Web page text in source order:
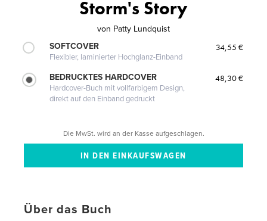
Storm's Story
von Patty Lundquist
SOFTCOVER
Flexibler, laminierter Hochglanz-Einband
34,55 €
BEDRUCKTES HARDCOVER
Hardcover-Buch mit vollfarbigem Design,
direkt auf den Einband gedruckt
48,30 €
Die MwSt. wird an der Kasse aufgeschlagen.
Über das Buch